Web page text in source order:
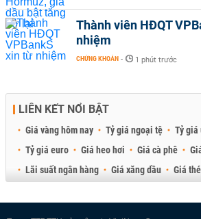
Thành viên HĐQT
nhiệm
CHỨNG KHOÁN - 1 phút trước
LIÊN KẾT NỔI BẬT
Giá vàng hôm nay Tỷ giá ngoại tệ Tỷ giá
Tỷ giá euro
Giá heo hơi Giá cà phê
Lãi suất ngân hàng
Giá xăng dầu
Giá